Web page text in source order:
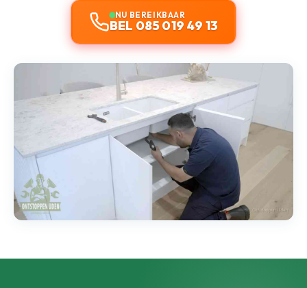
NU BEREIKBAAR
BEL 085 019 49 13